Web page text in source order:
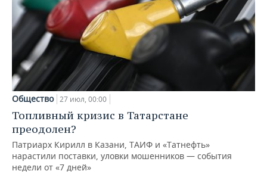
Общество 27 июл, 00:00
Топливный кризис в Татарстане
преодолен?
Патриарх Кирилл в Казани, ТАИФ и «Татнефть»
нарастили поставки, уловки мошенников — события
недели от «7 дней»